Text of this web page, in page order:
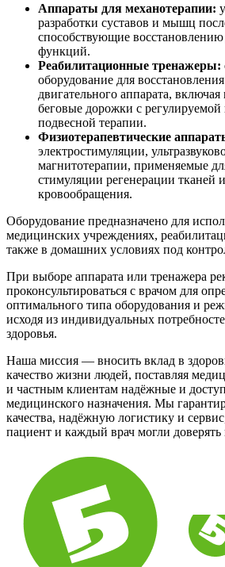
Аппараты для механотерапии:
разработки суставов и мышц
способствующие
функций.
Реабилитационные тренажеры:
оборудование для
двигательного аппарата,
беговые дорожки с регулируемой
подвесной терапии.
Физиотерапевтические
электростимуляции,
магнитотерапии, применяемые
стимуляции регенерации тканей
кровообращения.
Оборудование предназначено для
медицинских учреждениях,
также в домашних условиях под
При выборе аппарата или тренажера
проконсультироваться с врачом для
оптимального типа оборудования и
исходя из индивидуальных
здоровья.
Наша миссия — вносить вклад в
качество жизни людей, поставляя
и частным клиентам надёжные и
медицинского назначения. Мы
качества, надёжную логистику и
пациент и каждый врач могли доверять